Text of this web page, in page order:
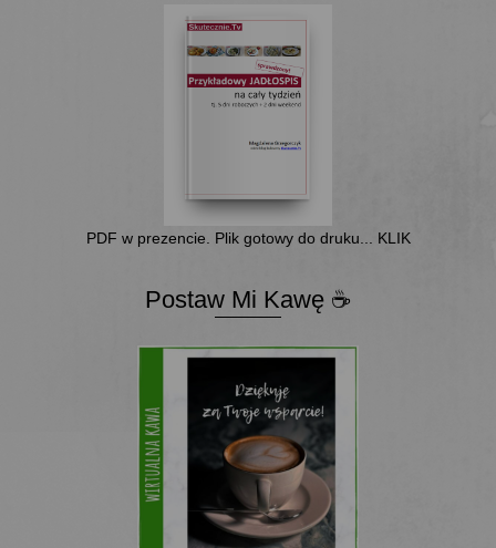
PDF w prezencie. Plik gotowy do druku... KLIK
Postaw Mi Kawę ☕